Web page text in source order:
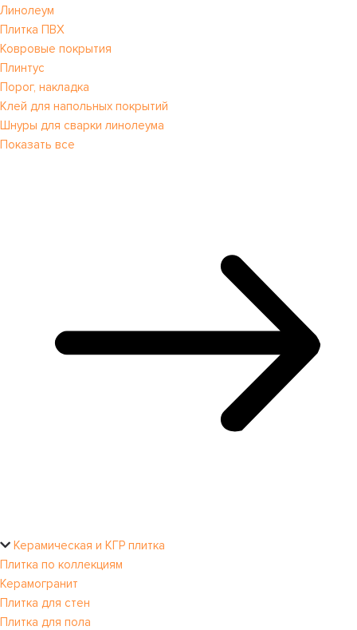
Линолеум
Плитка ПВХ
Ковровые покрытия
Плинтус
Порог, накладка
Клей для напольных покрытий
Шнуры для сварки линолеума
Показать все
Керамическая и КГР плитка
Плитка по коллекциям
Керамогранит
Плитка для стен
Плитка для пола